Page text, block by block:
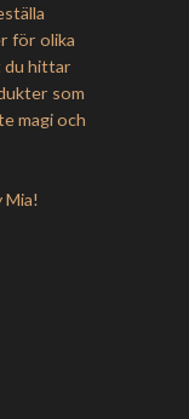
för olika
du hittar
som
magi och
Mia!